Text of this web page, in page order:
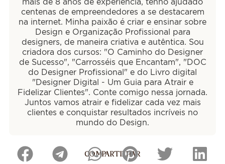
centenas de empreendedores a se destacarem
na internet. Minha paixão é criar e ensinar sobre
Design e Organização Profissional para
designers, de maneira criativa e autêntica. Sou
criadora dos cursos: "O Caminho do Designer
de Sucesso", "Carrosséis que Encantam", "DOC
do Designer Profissional" e do Livro digital
"Designer Digital - Um Guia para Atrair e
Fidelizar Clientes". Conte comigo nessa jornada.
Juntos vamos atrair e fidelizar cada vez mais
clientes e conquistar resultados incríveis no
mundo do Design.
COMPARTILHAR